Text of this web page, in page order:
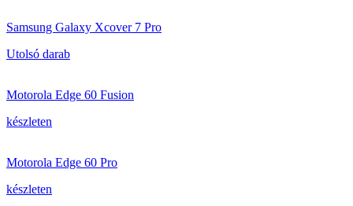
Samsung Galaxy Xcover 7 Pro
Utolsó darab
Motorola Edge 60 Fusion
készleten
Motorola Edge 60 Pro
készleten